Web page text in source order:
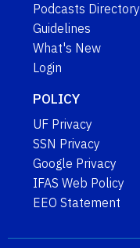
Podcasts Directory
Guidelines
What's New
Login
POLICY
UF Privacy
SSN Privacy
Google Privacy
IFAS Web Policy
EEO Statement